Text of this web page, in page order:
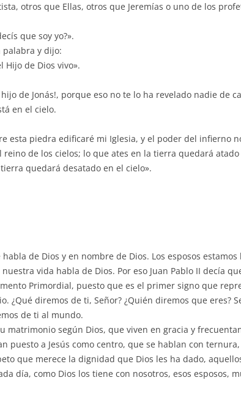
otros que Ellas, otros que Jeremías o uno de los
que soy yo?».
palabra y dijo:
Hijo de Dios vivo».
hijo de Jonás!, porque eso no te lo ha revelado nadie de
en el cielo.
esta piedra edificaré mi Iglesia, y el poder del infierno
reino de los cielos; lo que ates en la tierra quedará
quedará desatado en el cielo».
de Dios y en nombre de Dios. Los esposos estamos
vida habla de Dios. Por eso Juan Pablo II decía
Primordial, puesto que es el primer signo que
¿Qué diremos de ti, Señor? ¿Quién diremos que eres?
de ti al mundo.
matrimonio según Dios, que viven en gracia y
puesto a Jesús como centro, que se hablan con
que merece la dignidad que Dios les ha dado,
día, como Dios los tiene con nosotros, esos esposos,